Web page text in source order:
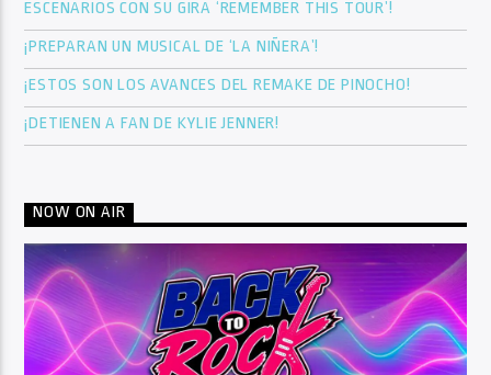
ESCENARIOS CON SU GIRA ‘REMEMBER THIS TOUR’!
¡PREPARAN UN MUSICAL DE ‘LA NIÑERA’!
¡ESTOS SON LOS AVANCES DEL REMAKE DE PINOCHO!
¡DETIENEN A FAN DE KYLIE JENNER!
NOW ON AIR